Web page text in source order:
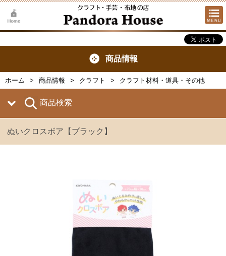
商品情報
ホーム 商品情報 クラフト クラフト材料・道具・その他
商品検索
ぬいクロスボア【ブラック】